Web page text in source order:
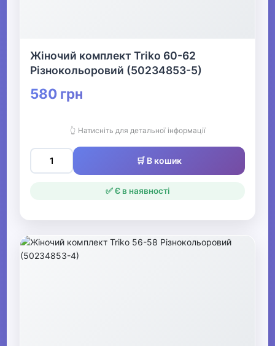
Жіночий комплект Triko 60-62
Різнокольоровий (50234853-5)
580 грн
👆 Натисніть для детальної інформації
🛒 В кошик
✅ Є в наявності